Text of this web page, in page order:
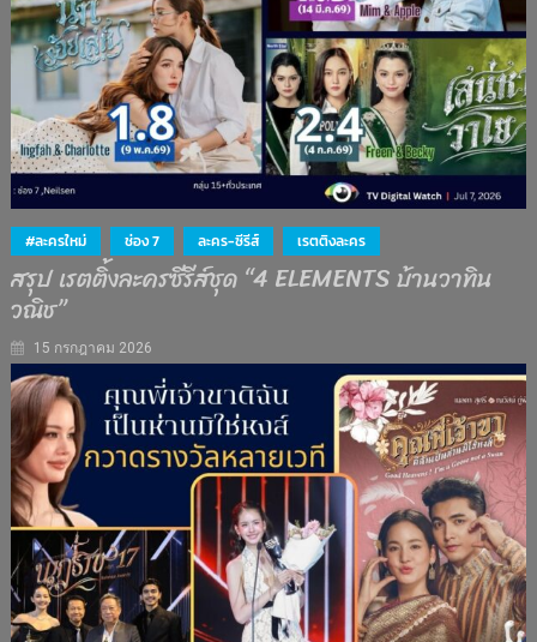
#ละครใหม่ ช่อง 7 ละคร-ซีรีส์ เรตติงละคร
สรุป เรตติ้งละครซีรีส์ชุด “4 ELEMENTS บ้านวาทิน
วณิช”
15 กรกฎาคม 2026